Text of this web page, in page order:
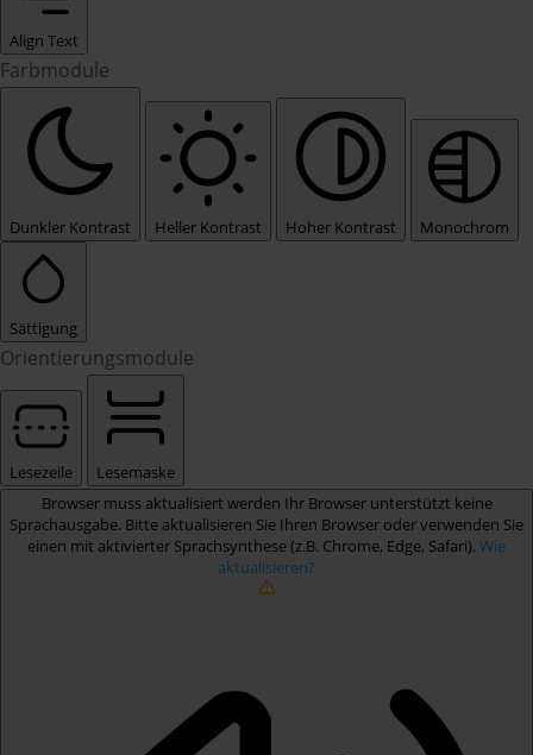
Align Text
Farbmodule
Dunkler Kontrast Heller Kontrast Hoher Kontrast Monochrom
Sättigung
Orientierungsmodule
Lesezeile
Lesemaske
Browser muss aktualisiert werden Ihr Browser unterstützt keine
Sprachausgabe. Bitte aktualisieren Sie Ihren Browser oder verwenden Sie
einen mit aktivierter Sprachsynthese (z.B. Chrome, Edge, Safari). Wie
aktualisieren?